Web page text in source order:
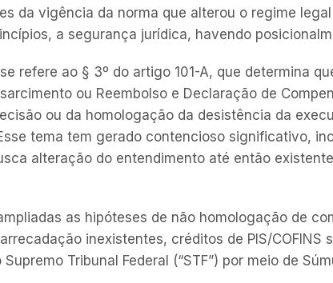
da vigência da norma que alterou o regime
a segurança jurídica, havendo
refere ao § 3º do artigo 101-A, que determina
ou Reembolso e Declaração de
ou da homologação da desistência da
tema tem gerado contencioso significativo,
alteração do entendimento até então
as hipóteses de não homologação de
inexistentes, créditos de PIS/
Tribunal Federal (“STF”) por meio de